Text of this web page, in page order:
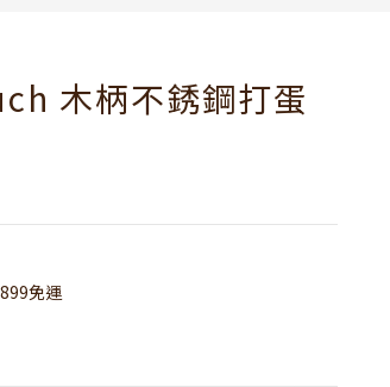
木柄不銹鋼打蛋
免運